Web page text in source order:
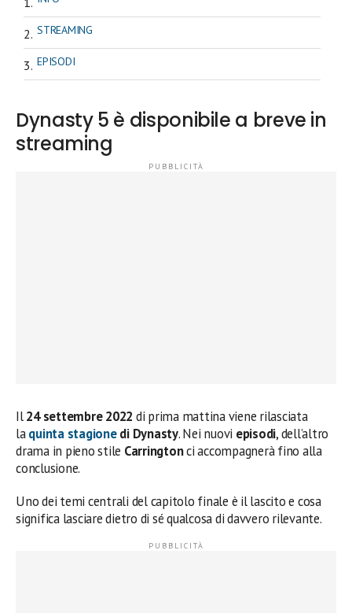
STREAMING
EPISODI
Dynasty 5 è disponibile a breve in
streaming
Il24 settembre 2022 di prima mattina viene rilasciata
laquinta stagionedi Dynasty. Nei nuovi episodi, dell’altro
drama in pieno stile Carringtonci accompagnerà fino alla
conclusione.
Uno dei temi centrali del capitolo finale è il lascito e cosa
significa lasciare dietro di sé qualcosa di davvero rilevante.